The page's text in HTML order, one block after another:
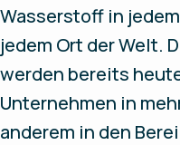
Wasserstoff in
jedem Ort der Welt.
werden bereits
Unternehmen in
anderem in den